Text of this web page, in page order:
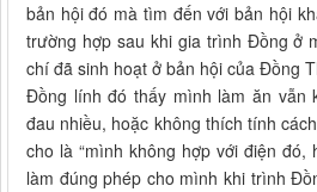
bản hội đó mà tìm đến với bản hội
trường hợp sau khi gia trình Đồng ở
chí đã sinh hoạt ở bản hội của Đồng
Đồng lính đó thấy mình làm ăn vẫn
đau nhiều, hoặc không thích tính
cho là “mình không hợp với điện
làm đúng phép cho mình khi trình